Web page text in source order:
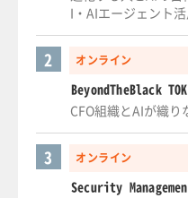
I・AIエージェント
オンライン
2
BeyondTheBlack
CFO組織とAIが織
オンライン
3
Security